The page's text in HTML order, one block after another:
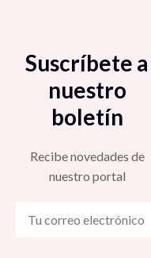
Suscríbete a
nuestro
boletín
Recibe novedades de
nuestro portal